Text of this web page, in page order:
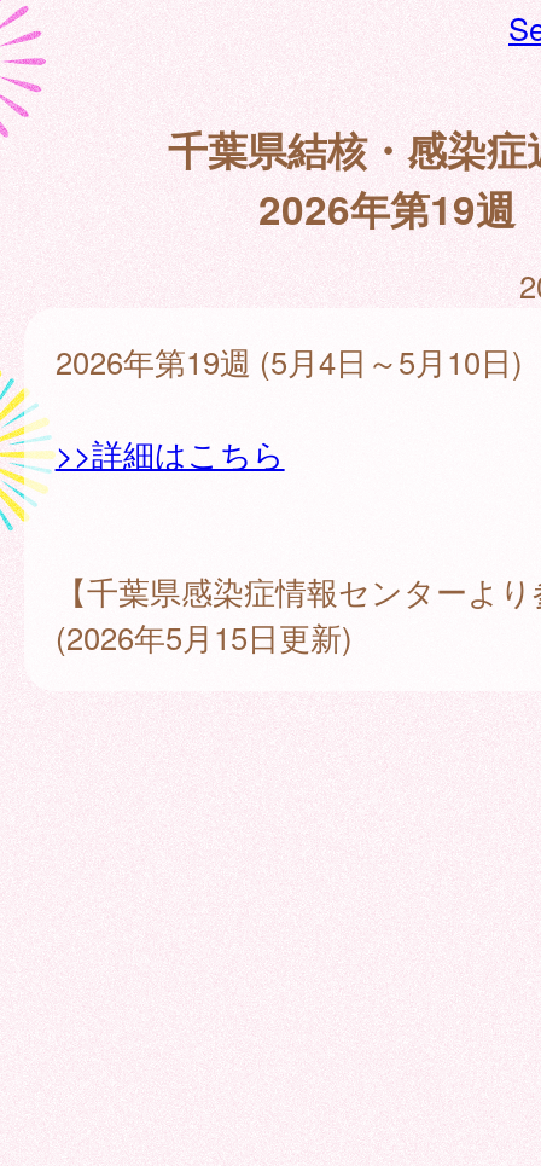
千葉県結核・感染症
2026年第19週
2026年第19週 (5月4日～5月10日)
>>詳細はこちら
【千葉県感染症情報センターよ
(2026年5月15日更新)